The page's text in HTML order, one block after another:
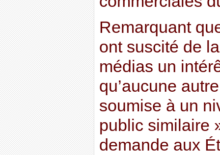
Remarquant
ont suscité de
médias un
qu’aucune
soumise à un
public similaire
demande aux